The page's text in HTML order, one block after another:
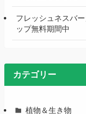
フレッシュネスバ
ップ無料期間中
カテゴリー
植物＆生き物